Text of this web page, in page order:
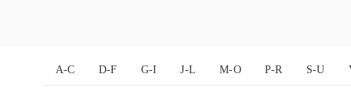
A-C D-F G-I J-L M-O P-R S-U